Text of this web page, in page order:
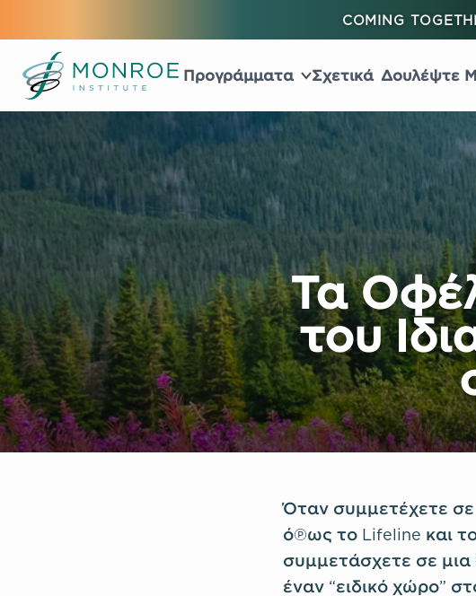
COMING
Προγράμματα Σχετικά Δουλέψτε
Τα
του
Όταν συμμετέχετε
όπως το Lifeline και
συμμετάσχετε σε
έναν “ειδικό χώρο”